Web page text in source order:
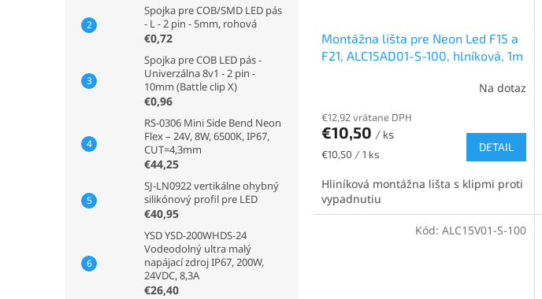
Spojka pre COB/SMD LED pás
- L - 2 pin - 5mm, rohová
€0,72
Spojka pre COB LED pás -
Univerzálna 8v1 - 2 pin -
10mm (Battle clip X)
€0,96
RS-0306 Mini Side Bend Neon
Flex – 24V, 8W, 6500K, IP67,
CUT=4,3mm
€44,25
SJ-LN0922 vertikálne ohybný
silikónový profil pre LED
€40,95
YSD YSD-200WHDS-24
Vodeodolný ultra malý
napájací zdroj IP67, 200W,
24VDC, 8,3A
€26,40
Montážna lišta pre Neon Led F15 a
F21, ALC15AD01-S-100, hlníková, 1m
Na dotaz
€12,92 vrátane DPH
€10,50 / ks
Jednotková
€10,50 / 1 ks
DETAIL
Hliníková montážna lišta s klipmi proti
vypadnutiu
Kód: ALC15V01-S-100